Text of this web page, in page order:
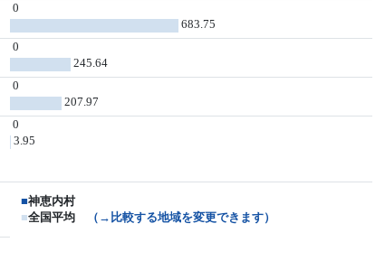
0
683.75
0
245.64
0
207.97
0
3.95
■神恵内村
■全国平均 （→比較する地域を変更できます）